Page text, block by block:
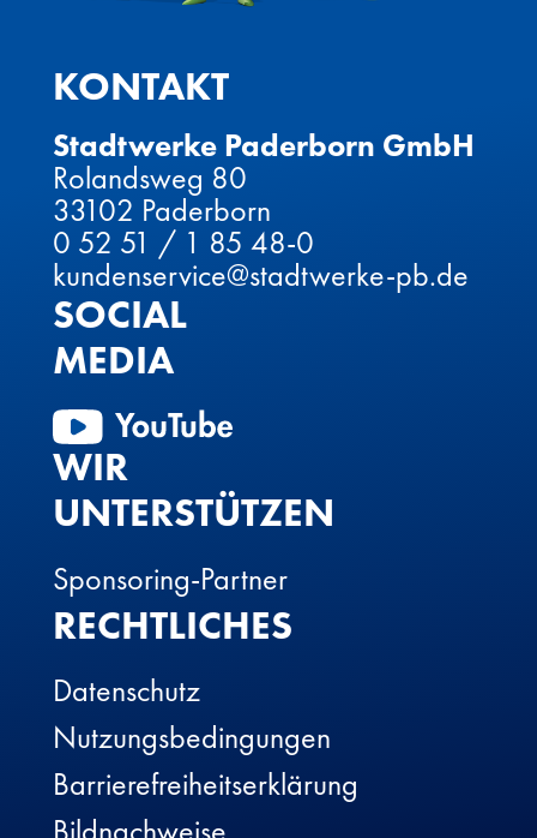
KONTAKT
Stadtwerke Paderborn GmbH
Rolandsweg 80
33102 Paderborn
0 52 51 / 1 85 48-0
kundenservice@stadtwerke-pb.de
SOCIAL
MEDIA
WIR
UNTERSTÜTZEN
Sponsoring-Partner
RECHTLICHES
Datenschutz
Nutzungsbedingungen
Barrierefreiheitserklärung